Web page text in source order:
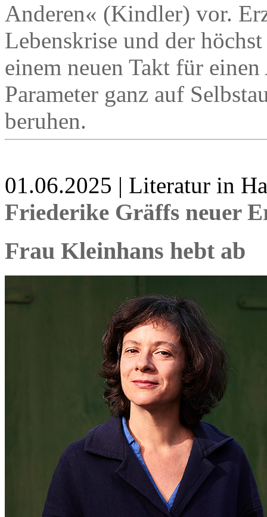
Anderen« (Kindler) vor.
Lebenskrise und der
einem neuen Takt für
Parameter ganz auf
beruhen.
01.06.2025 | Literatur in
Friederike Gräffs neuer
Frau Kleinhans hebt ab